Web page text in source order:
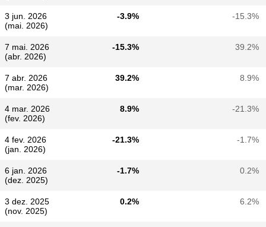
3 jun. 2026
(mai. 2026)
-3.9% -15.3%
7 mai. 2026
(abr. 2026)
-15.3% 39.2%
7 abr. 2026
(mar. 2026)
39.2% 8.9%
4 mar. 2026
(fev. 2026)
8.9% -21.3%
4 fev. 2026
(jan. 2026)
-21.3% -1.7%
6 jan. 2026
(dez. 2025)
-1.7% 0.2%
3 dez. 2025
(nov. 2025)
0.2% 6.2%